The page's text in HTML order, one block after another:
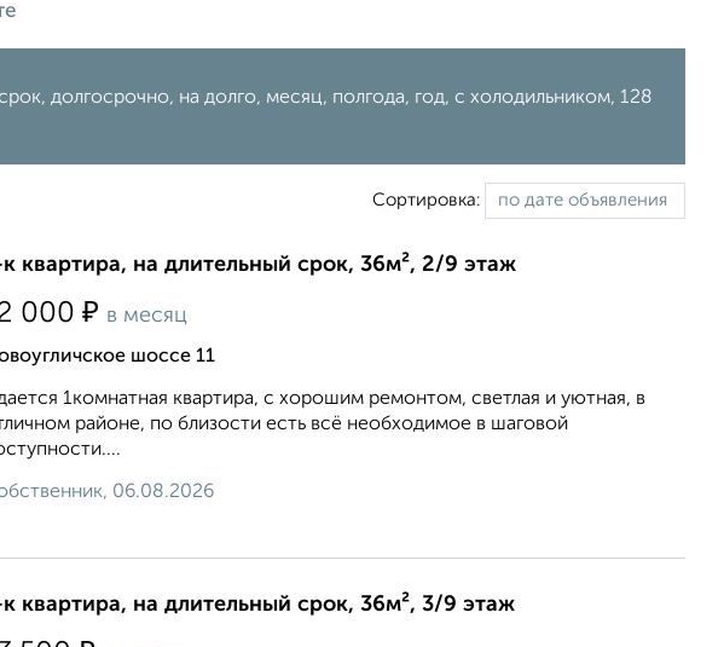
долгосрочно, на долго, месяц, полгода, год, с холодильником, 128
Сортировка:
к квартира, на длительный срок, 36м², 2/9 этаж
000 ₽ в месяц
шоссе 11
1комнатная квартира, с хорошим ремонтом, светлая и уютная, в
районе, по близости есть всё необходимое в шаговой
06.08.2026
к квартира, на длительный срок, 36м², 3/9 этаж